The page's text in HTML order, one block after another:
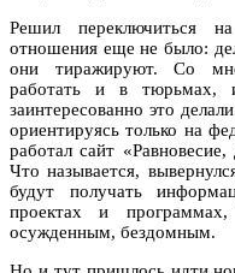
Решил переключиться
отношения еще не было:
они тиражируют. Со
работать и в
заинтересованно это
ориентируясь только на
работал сайт
Что называется,
будут получать
проектах и
осужденным, бездомным.